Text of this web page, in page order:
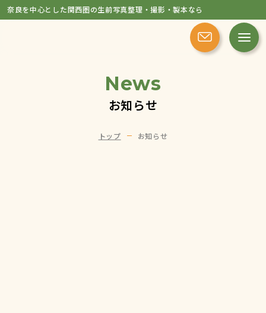
奈良を中心とした関西圏の生前写真整理・撮影・製本なら
News
お知らせ
トップ お知らせ